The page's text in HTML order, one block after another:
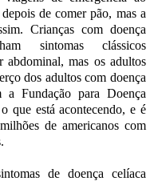
de comer pão, mas a
Crianças com doença
sintomas clássicos
abdominal, mas os adultos
dos adultos com doença
Fundação para Doença
que está acontecendo, e é
de americanos com
de doença celíaca